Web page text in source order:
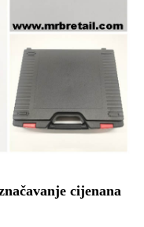
cijenana